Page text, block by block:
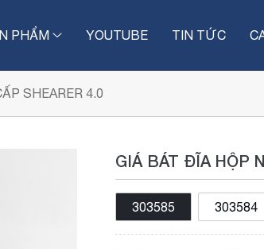
PHẨM YOUTUBE TIN TỨC
SHEARER 4.0
GIÁ BÁT ĐĨA HỘP
303585 303584